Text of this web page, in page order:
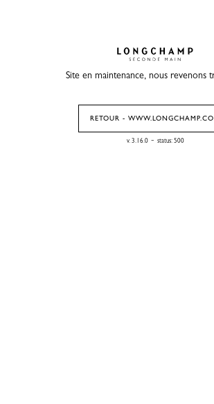
Site en maintenance, nous revenons
RETOUR -
v. 3.16.0- status: 500